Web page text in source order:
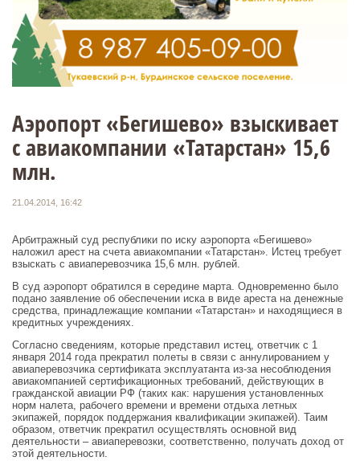
Аэропорт «Бегишево» взыскивает
с авиакомпании «Татарстан» 15,6
млн.
21.04.2014, 16:42
Арбитражный суд республики по иску аэропорта «Бегишево»
наложил арест на счета авиакомпании «Татарстан». Истец требует
взыскать с авиаперевозчика 15,6 млн. рублей.
В суд аэропорт обратился в середине марта. Одновременно было
подано заявление об обеспечении иска в виде ареста на денежные
средства, принадлежащие компании «Татарстан» и находящиеся в
кредитных учреждениях.
Согласно сведениям, которые представил истец, ответчик с 1
января 2014 года прекратил полеты в связи с аннулированием у
авиаперевозчика сертификата эксплуатанта из-за несоблюдения
авиакомпанией сертификационных требований, действующих в
гражданской авиации РФ (таких как: нарушения установленных
норм налета, рабочего времени и времени отдыха летных
экипажей, порядок поддержания квалификации экипажей). Таим
образом, ответчик прекратил осуществлять основной вид
деятельности – авиаперевозки, соответственно, получать доход от
этой деятельности.